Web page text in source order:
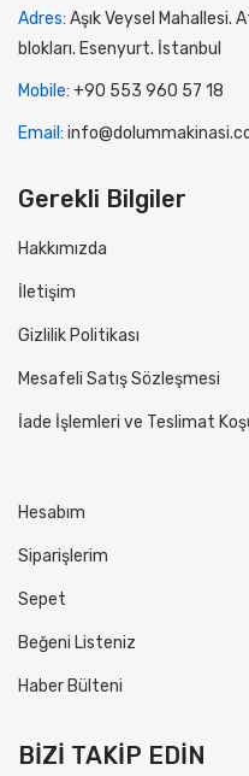
Adres: Aşık Veysel Mahallesi.
blokları. Esenyurt. İstanbul
Mobile: +90 553 960 57 18
Email:
Gerekli Bilgiler
Hakkımızda
İletişim
Gizlilik Politikası
Mesafeli Satış Sözleşmesi
İade İşlemleri ve Teslimat
Hesabım
Siparişlerim
Sepet
Beğeni Listeniz
Haber Bülteni
BİZİ TAKİP EDİN